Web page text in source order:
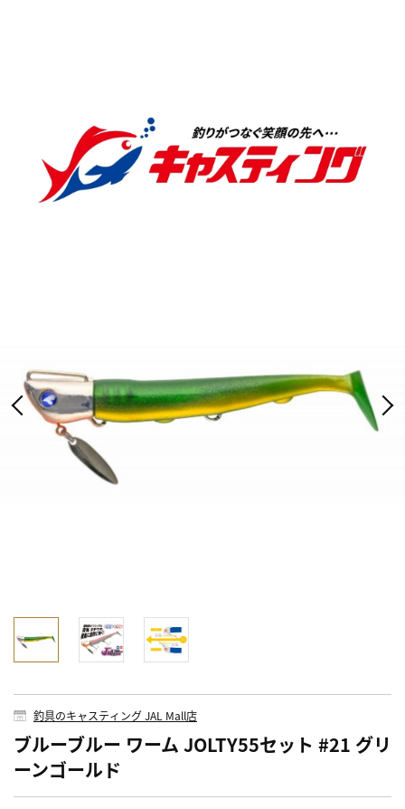
釣具のキャスティング JAL Mall店
ブルーブルー ワーム JOLTY55セット #21 グリ
ーンゴールド